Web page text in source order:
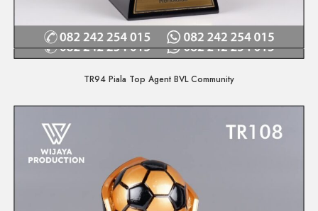
Quick View
TR94 Piala Top Agent BVL Community